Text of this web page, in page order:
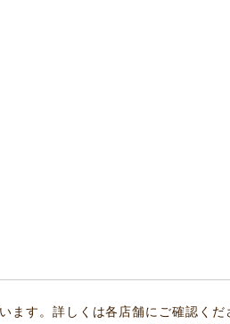
す。詳しくは各店舗にご確認くだ